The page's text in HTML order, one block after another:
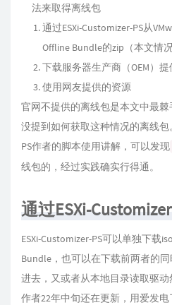
法来取得离线包
通过ESXi-Customizer-PS从
Offline Bundle的zip（本文情况
下载服务器生产商（OEM）
使用网友提供的资源
官网不提供的离线包是本文中最
没提到如何获取这种情况的离线包
PS作者的脚本使用讲解，可以发现
线包的，经过实践确实行得通。
通过ESXi-
ESXi-Customizer-PS可以单独下载
Bundle，也可以在下载前两者的
进去，又或者从本地目录读取驱动
作者22年中旬还在更新，用爱发电